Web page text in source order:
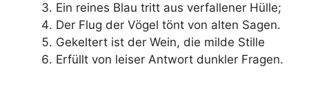
Ein reines Blau tritt aus verfallener Hülle;
Der Flug der Vögel tönt von alten Sagen.
Gekeltert ist der Wein, die milde Stille
Erfüllt von leiser Antwort dunkler Fragen.